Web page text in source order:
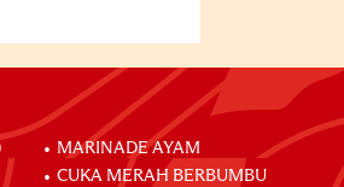
MARINADE AYAM
CUKA MERAH BERBUMBU